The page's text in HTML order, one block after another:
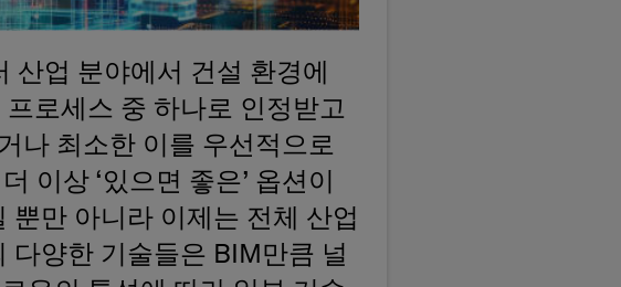
업 분야에서 건설 환경에
로세스 중 하나로 인정받고
나 최소한 이를 우선적으로
이상 ‘있으면 좋은’ 옵션이
뿐만 아니라 이제는 전체 산업
다양한 기술들은 BIM만큼 널